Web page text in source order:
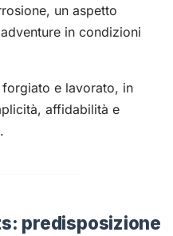
un aspetto
in condizioni
forgiato e lavorato, in
affidabilità e
predisposizione